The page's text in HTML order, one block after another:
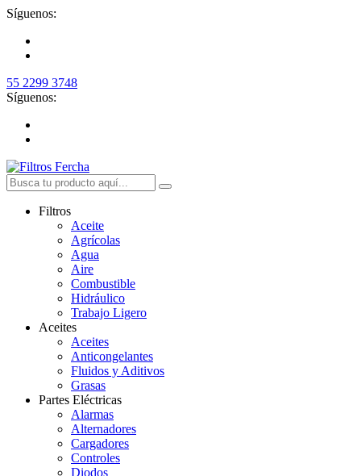
Síguenos:
55 2299 3748
Síguenos:
Filtros
Aceite
Agrícolas
Agua
Aire
Combustible
Hidráulico
Trabajo Ligero
Aceites
Aceites
Anticongelantes
Fluidos y Aditivos
Grasas
Partes Eléctricas
Alarmas
Alternadores
Cargadores
Controles
Diodos